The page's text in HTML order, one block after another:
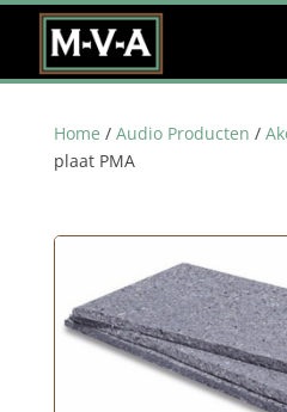
Home / Audio Producten /
plaat PMA